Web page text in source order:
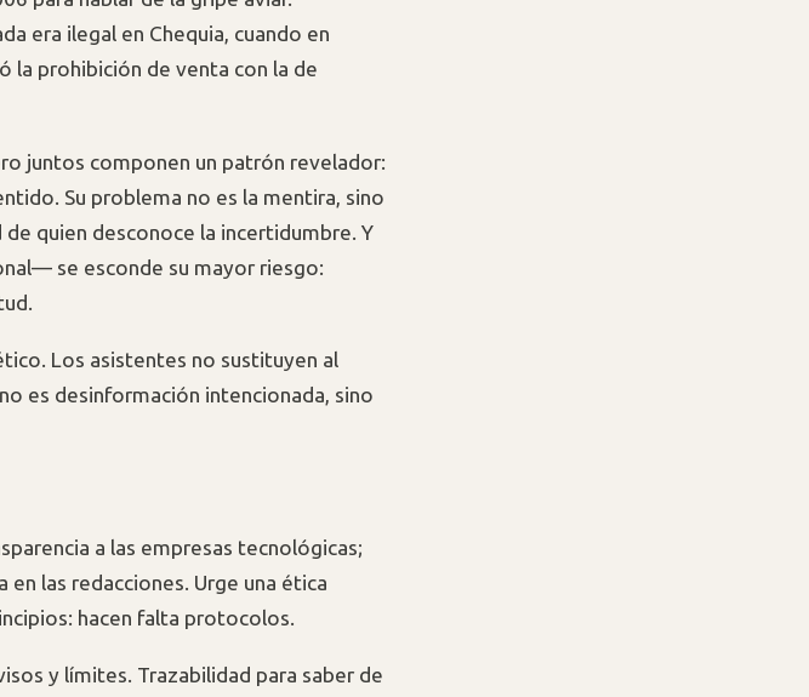
era ilegal en Chequia, cuando en
la prohibición de venta con la de
juntos componen un patrón revelador:
Su problema no es la mentira, sino
de quien desconoce la incertidumbre. Y
se esconde su mayor riesgo:
Los asistentes no sustituyen al
es desinformación intencionada, sino
a las empresas tecnológicas;
las redacciones. Urge una ética
hacen falta protocolos.
y límites. Trazabilidad para saber de